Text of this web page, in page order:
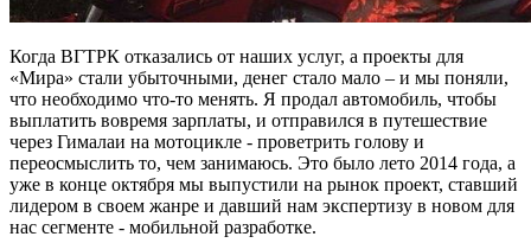
Когда ВГТРК отказались от наших услуг, а проекты для
«Мира» стали убыточными, денег стало мало – и мы поняли,
что необходимо что-то менять. Я продал автомобиль, чтобы
выплатить вовремя зарплаты, и отправился в путешествие
через Гималаи на мотоцикле - проветрить голову и
переосмыслить то, чем занимаюсь. Это было лето 2014 года, а
уже в конце октября мы выпустили на рынок проект, ставший
лидером в своем жанре и давший нам экспертизу в новом для
нас сегменте - мобильной разработке.